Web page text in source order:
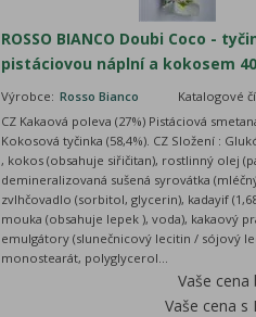
ROSSO BIANCO Doubi Coco -
pistáciovou náplní a kokosem
Výrobce: Rosso Bianco Katalogové
CZ Kakaová poleva (27%) Pistáciová
Kokosová tyčinka (58,4%). CZ Složení :
, kokos (obsahuje siřičitan), rostlinný olej
demineralizovaná sušená syrovátka
zvlhčovadlo (sorbitol, glycerin), kadayif
mouka (obsahuje lepek ), voda), kakaový
emulgátory (slunečnicový lecitin / sójový
monostearát, polyglycerol...
Vaše cena
Vaše cena s